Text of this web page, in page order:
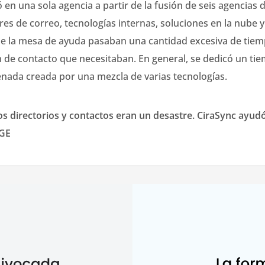
una sola agencia a partir de la fusión de seis agencias
de correo, tecnologías internas, soluciones en la
la mesa de ayuda pasaban una cantidad excesiva de
contacto que necesitaban. En general, se dedicó un
creada por una mezcla de varias tecnologías.
directorios y contactos eran un desastre. CiraSync